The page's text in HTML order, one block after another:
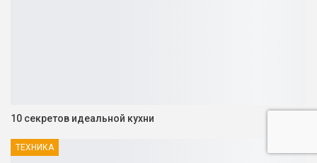
10 секретов идеальной кухни
ТЕХНИКА